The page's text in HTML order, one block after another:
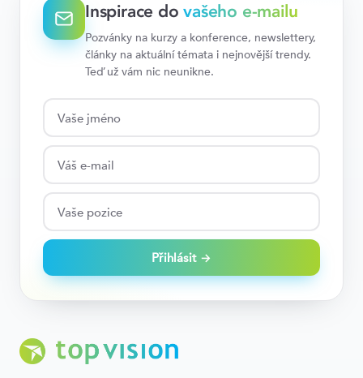
Inspirace dovašeho e-mailu
Pozvánky na kurzy a konference, newslettery,
články na aktuální témata i nejnovější trendy.
Teď už vám nic neunikne.
Přihlásit →